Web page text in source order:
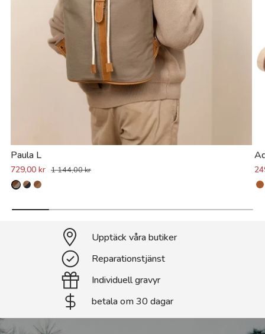
Paula L
729,00 kr 1 144,00 kr
Upptäck våra butiker
Reparationstjänst
Individuell gravyr
betala om 30 dagar